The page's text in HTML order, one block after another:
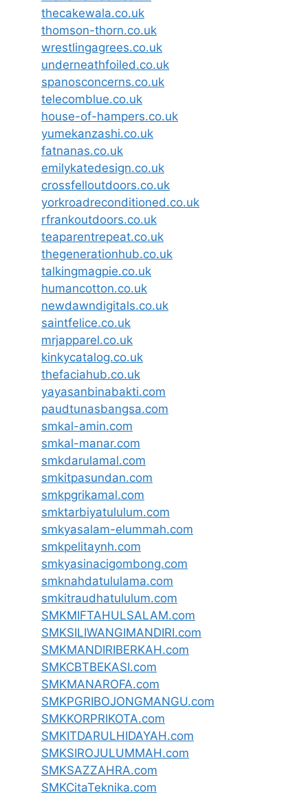
thecakewala.co.uk
thomson-thorn.co.uk
wrestlingagrees.co.uk
underneathfoiled.co.uk
spanosconcerns.co.uk
telecomblue.co.uk
house-of-hampers.co.uk
yumekanzashi.co.uk
fatnanas.co.uk
emilykatedesign.co.uk
crossfelloutdoors.co.uk
yorkroadreconditioned.co.uk
rfrankoutdoors.co.uk
teaparentrepeat.co.uk
thegenerationhub.co.uk
talkingmagpie.co.uk
humancotton.co.uk
newdawndigitals.co.uk
saintfelice.co.uk
mrjapparel.co.uk
kinkycatalog.co.uk
thefaciahub.co.uk
yayasanbinabakti.com
paudtunasbangsa.com
smkal-amin.com
smkal-manar.com
smkdarulamal.com
smkitpasundan.com
smkpgrikamal.com
smktarbiyatululum.com
smkyasalam-elummah.com
smkpelitaynh.com
smkyasinacigombong.com
smknahdatululama.com
smkitraudhatululum.com
SMKMIFTAHULSALAM.com
SMKSILIWANGIMANDIRI.com
SMKMANDIRIBERKAH.com
SMKCBTBEKASI.com
SMKMANAROFA.com
SMKPGRIBOJONGMANGU.com
SMKKORPRIKOTA.com
SMKITDARULHIDAYAH.com
SMKSIROJULUMMAH.com
SMKSAZZAHRA.com
SMKCitaTeknika.com